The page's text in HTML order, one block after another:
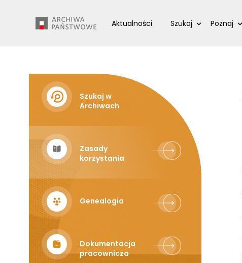
Aktualności Szukaj Poznaj
Szukaj w
Archiwach
Zasady
korzystania
Genealogia
Dokumentacja
pracownicza